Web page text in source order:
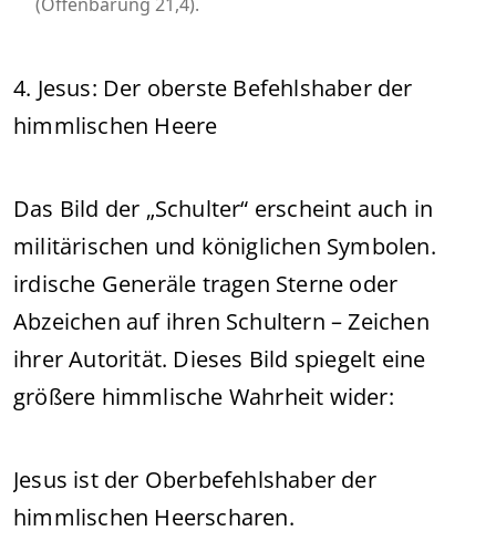
4. Jesus: Der oberste Befehlshaber der
himmlischen Heere
Das Bild der „Schulter“ erscheint auch in
militärischen und königlichen Symbolen.
irdische Generäle tragen Sterne oder
Abzeichen auf ihren Schultern – Zeichen
ihrer Autorität. Dieses Bild spiegelt eine
größere himmlische Wahrheit wider:
Jesus ist der Oberbefehlshaber der
himmlischen Heerscharen.